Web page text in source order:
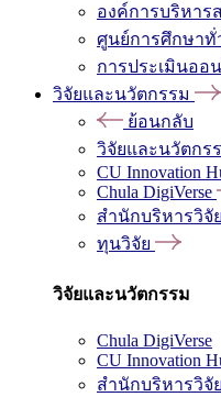
องค์การบริหาร
ศูนย์การศึกษาทั่
การประเมินออ
วิจัยและนวัตกรรม
ย้อนกลับ
วิจัยและนวัตกร
CU Innovation
Chula DigiVerse
สำนักบริหารวิจัย
ทุนวิจัย
วิจัยและนวัตกรรม
Chula DigiVerse
CU Innovation
สำนักบริหารวิจั